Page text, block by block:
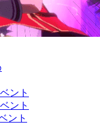
ント
ント
ント